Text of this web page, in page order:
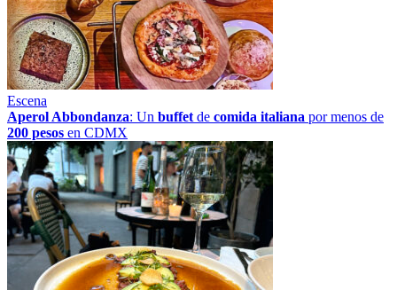
Escena
Aperol Abbondanza: Un buffet de comida italiana por menos de
200 pesos en CDMX